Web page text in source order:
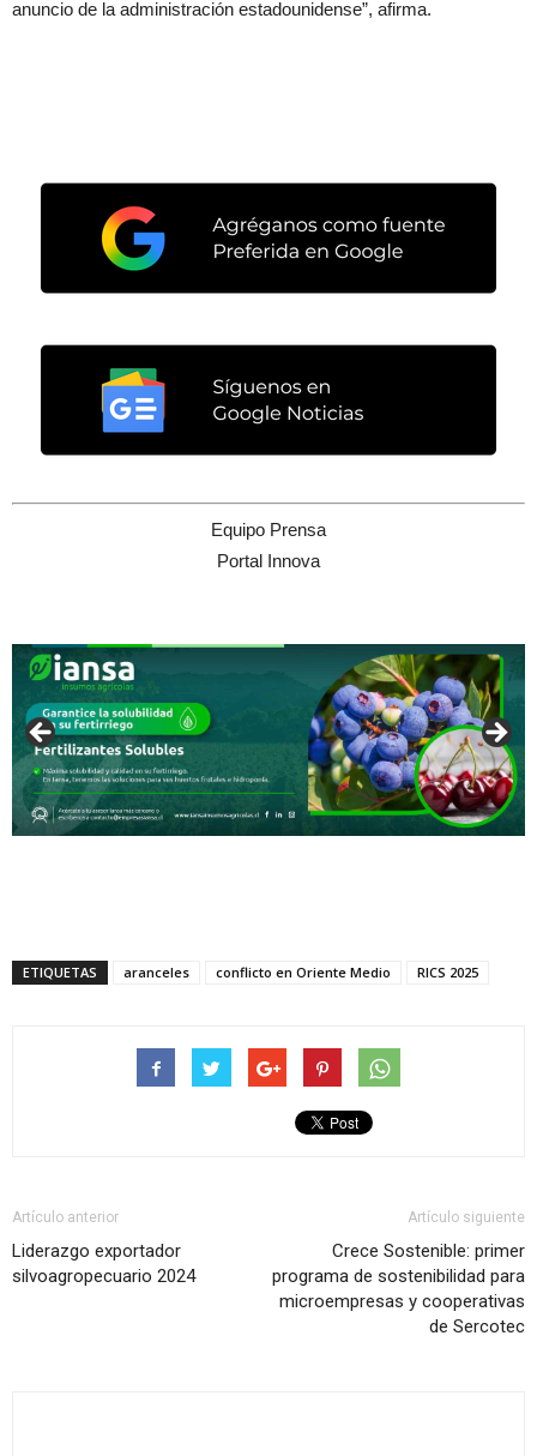
anuncio de la administración estadounidense”, afirma.
Equipo Prensa
Portal Innova
ETIQUETAS aranceles conflicto en Oriente Medio RICS 2025
Artículo anterior
Liderazgo exportador
silvoagropecuario 2024
Artículo siguiente
Crece Sostenible: primer
programa de sostenibilidad para
microempresas y cooperativas
de Sercotec